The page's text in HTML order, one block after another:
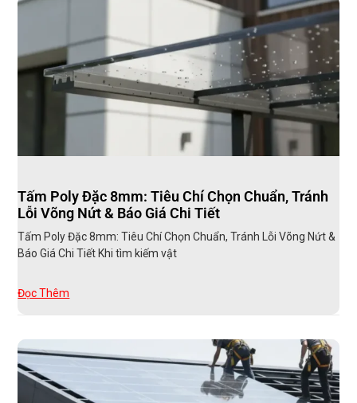
Tấm Poly Đặc 8mm: Tiêu Chí Chọn Chuẩn, Tránh
Lỗi Võng Nứt & Báo Giá Chi Tiết
Tấm Poly Đặc 8mm: Tiêu Chí Chọn Chuẩn, Tránh Lỗi Võng Nứt &
Báo Giá Chi Tiết Khi tìm kiếm vật
Đọc Thêm